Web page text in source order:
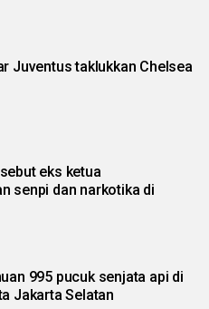
Juventus taklukkan Chelsea
eks ketua
senpi dan narkotika di
995 pucuk senjata api di
Jakarta Selatan